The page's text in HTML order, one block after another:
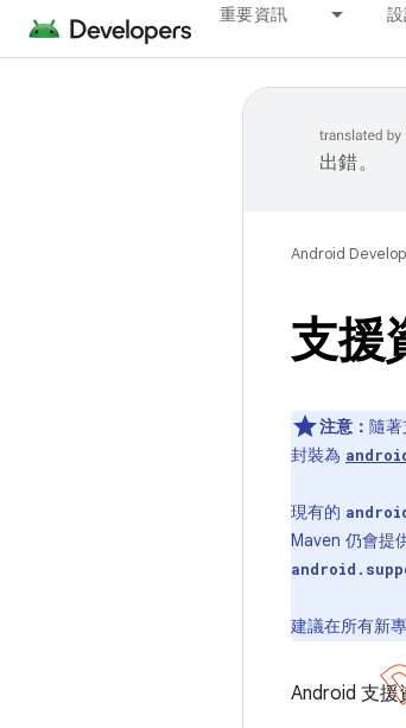
重要資訊
出錯。
Android
支援
注意： 隨
封裝為
現有的
Maven 仍會提
建議在所有新
Android 支援